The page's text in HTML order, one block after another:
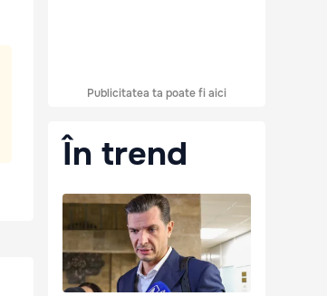
Publicitatea ta poate fi aici
În trend